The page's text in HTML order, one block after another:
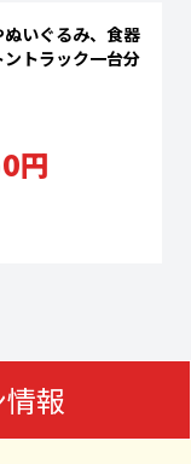
いぐるみ、食器
トラック一台分
円
報